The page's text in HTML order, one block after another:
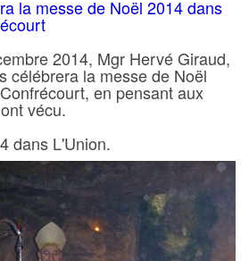
la messe de Noël 2014 dans
2014, Mgr Hervé Giraud,
célébrera la messe de Noël
en pensant aux
vécu.
dans L'Union.